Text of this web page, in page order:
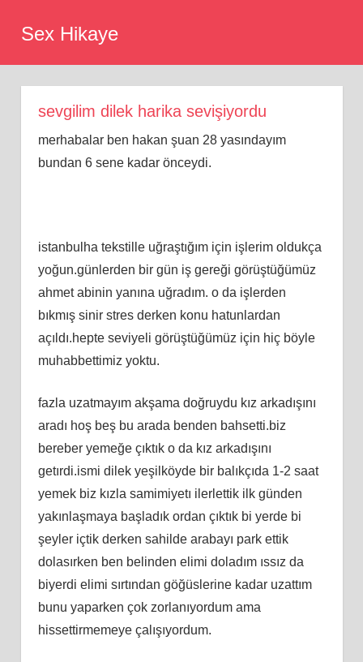
Sex Hikaye
sevgilim dilek harika sevişiyordu
merhabalar ben hakan şuan 28 yasındayım
bundan 6 sene kadar önceydi.
istanbulha tekstille uğraştığım için işlerim oldukça
yoğun.günlerden bir gün iş gereği görüştüğümüz
ahmet abinin yanına uğradım. o da işlerden
bıkmış sinir stres derken konu hatunlardan
açıldı.hepte seviyeli görüştüğümüz için hiç böyle
muhabbettimiz yoktu.
fazla uzatmayım akşama doğruydu kız arkadışını
aradı hoş beş bu arada benden bahsetti.biz
bereber yemeğe çıktık o da kız arkadışını
getırdi.ismi dilek yeşilköyde bir balıkçıda 1-2 saat
yemek biz kızla samimiyetı ilerlettik ilk günden
yakınlaşmaya başladık ordan çıktık bi yerde bi
şeyler içtik derken sahilde arabayı park ettik
dolasırken ben belinden elimi doladım ıssız da
biyerdi elimi sırtından göğüslerine kadar uzattım
bunu yaparken çok zorlanıyordum ama
hissettirmemeye çalışıyordum.